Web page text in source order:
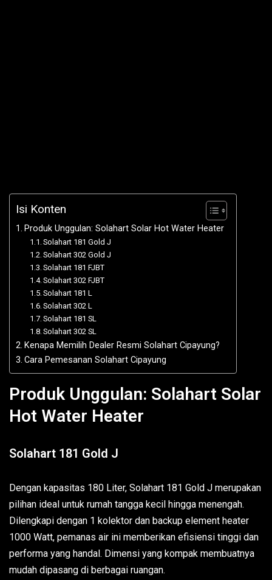
Isi Konten
Produk Unggulan: Solahart Solar Hot Water Heater
Solahart 181 Gold J
Solahart 302 Gold J
Solahart 181 FJBT
Solahart 302 FJBT
Solahart 181 L
Solahart 302 L
Solahart 181 SL
Solahart 302 SL
Kenapa Memilih Dealer Resmi Solahart Cipayung?
Cara Pemesanan Solahart Cipayung
Produk Unggulan: Solahart Solar
Hot Water Heater
Solahart 181 Gold J
Dengan kapasitas 180 Liter, Solahart 181 Gold J merupakan
pilihan ideal untuk rumah tangga kecil hingga menengah.
Dilengkapi dengan 1 kolektor dan backup element heater
1000 Watt, pemanas air ini memberikan efisiensi tinggi dan
performa yang handal. Dimensi yang kompak membuatnya
mudah dipasang di berbagai ruangan.